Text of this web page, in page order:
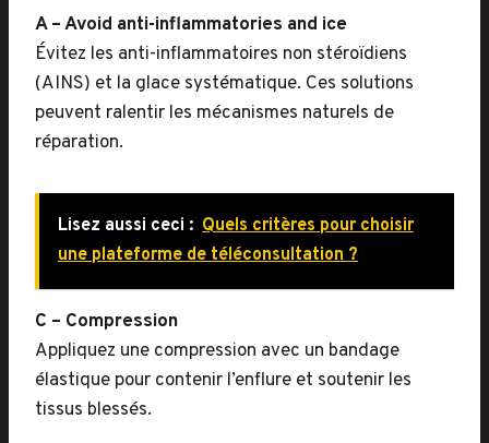
A – Avoid anti-inflammatories and ice
Évitez les anti-inflammatoires non stéroïdiens
(AINS) et la glace systématique. Ces solutions
peuvent ralentir les mécanismes naturels de
réparation.
Lisez aussi ceci : Quels critères pour choisir
une plateforme de téléconsultation ?
C – Compression
Appliquez une compression avec un bandage
élastique pour contenir l’enflure et soutenir les
tissus blessés.